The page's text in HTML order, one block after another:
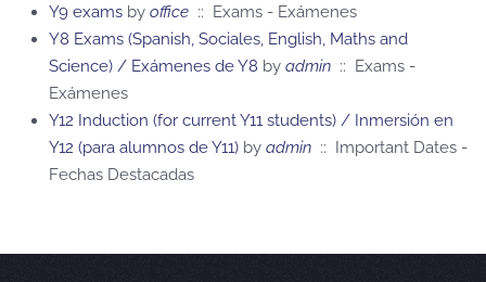
Y9 exams by office :: Exams - Exámenes
Y8 Exams (Spanish, Sociales, English, Maths and
Science) / Exámenes de Y8 by admin :: Exams -
Exámenes
Y12 Induction (for current Y11 students) / Inmersión en
Y12 (para alumnos de Y11) by admin :: Important Dates -
Fechas Destacadas